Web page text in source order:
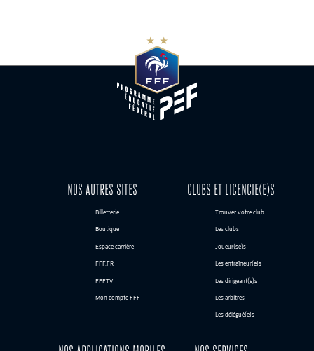
NOS AUTRES SITES
Billetterie
Boutique
Espace carrière
FFF.FR
FFFTV
Mon compte FFF
CLUBS ET LICENCIE(E)S
Trouver votre club
Les clubs
Joueur(se)s
Les entraîneur(e)s
Les dirigeant(e)s
Les arbitres
Les délégué(e)s